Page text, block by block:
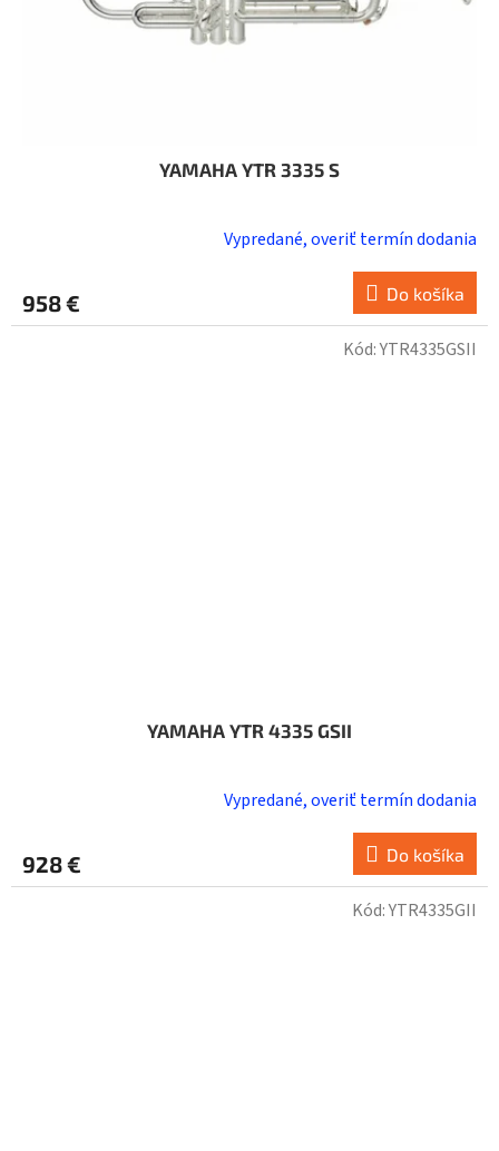
YAMAHA YTR 3335 S
Vypredané, overiť termín dodania
958 € Do košíka
YAMAHA YTR 4335 GSII
Vypredané, overiť termín dodania
928 € Do košíka
Kód:YTR4335GSII
Kód:YTR4335GII